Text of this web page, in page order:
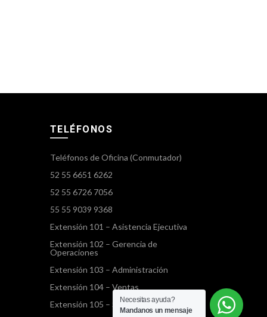
TELÉFONOS
Teléfonos de Oficina (Conmutador)
52 55 6651 6262
52 55 6726 7056
55 55 9039 9368
Extensión 101 – Asistencia Ejecutiva
Extensión 102 – Gerencia de
Operaciones
Extensión 103 – Administración
Extensión 104 – Ventas
Extensión 105 – Servicios Terrestres
Necesitas ayuda?
Mandanos un mensaje